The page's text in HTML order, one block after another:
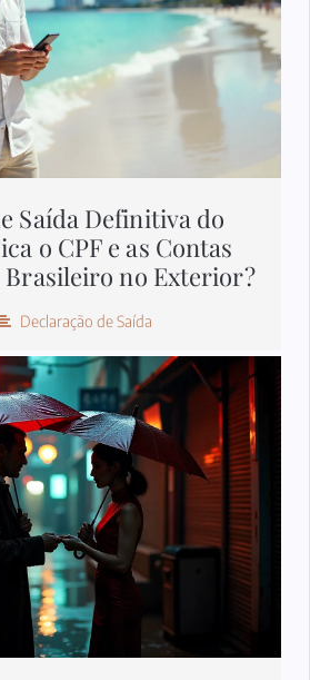
Saída Definitiva do
o CPF e as Contas
Brasileiro no Exterior?
Declaração de Saída